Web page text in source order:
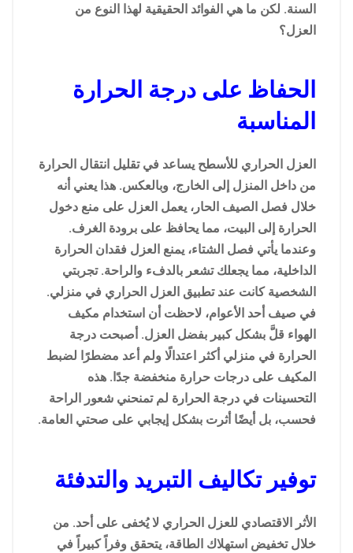
السنة. لكن ما هي الفوائد الحقيقية لهذا النوع من
العزل؟
الحفاظ على درجة الحرارة
المناسبة
العزل الحراري للأسطح يساعد في تقليل انتقال الحرارة
من داخل المنزل إلى الخارج، وبالعكس. هذا يعني أنه
خلال فصل الصيف الحار، يعمل العزل على منع دخول
الحرارة إلى البيت، مما يحافظ على برودة الغرف.
وعندما يأتي فصل الشتاء، يمنع العزل فقدان الحرارة
الداخلية، مما يجعلك تشعر بالدفء والراحة. تجربتي
الشخصية كانت عند تطبيق العزل الحراري في منزلي.
في صيف أحد الأعوام، لاحظت أن استخدام مكيف
الهواء قلَّ بشكل كبير بفضل العزل. أصبحت درجة
الحرارة في منزلي أكثر اعتدالًا ولم أعد مضطرًا لضبط
المكيف على درجات حرارة منخفضة جدًا. هذه
التحسينات في درجة الحرارة لم تمنحني شعور الراحة
فحسب، بل أيضًا أثرت بشكل إيجابي على صحتي العامة.
توفير تكاليف التبريد والتدفئة
الأثر الاقتصادي للعزل الحراري لا يُخفى على أحد. من
خلال تخفيض استهلاك الطاقة، يتحقق وفراً كبيراً في